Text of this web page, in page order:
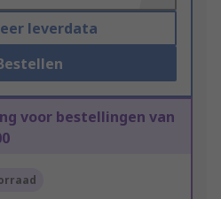
leverdata
voor bestellingen van